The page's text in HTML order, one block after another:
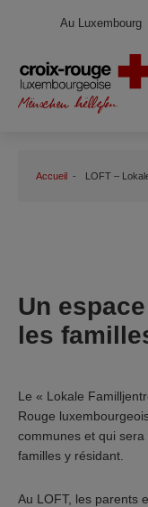
Au Luxembourg
Accueil LOFT –
Un
les
Le « Lokale
Rouge
communes et qui
familles y résidant.
Au LOFT, les parents